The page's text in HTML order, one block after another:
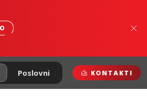
Poslovni KONTAKTI